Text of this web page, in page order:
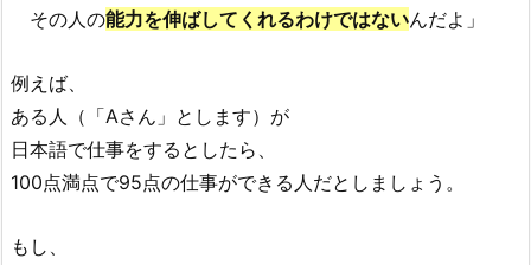
その人の能力を伸ばしてくれるわけではないんだよ」
例えば、
ある人（「Aさん」とします）が
日本語で仕事をするとしたら、
100点満点で95点の仕事ができる人だとしましょう。
もし、